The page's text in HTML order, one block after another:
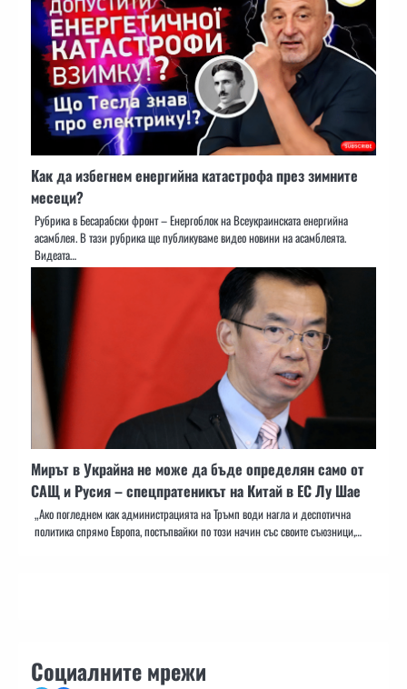
Как да избегнем енергийна катастрофа през зимните
месеци?
Рубрика в Бесарабски фронт – Енергоблок на Всеукраинската енергийна
асамблея. В тази рубрика ще публикуваме видео новини на асамблеята.
Видеата…
Мирът в Украйна не може да бъде определян само от
САЩ и Русия – спецпратеникът на Китай в ЕС Лу Шае
„Ако погледнем как администрацията на Тръмп води нагла и деспотична
политика спрямо Европа, постъпвайки по този начин със своите съюзници,…
Социалните мрежи